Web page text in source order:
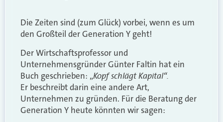
Die Zeiten sind (zum Glück) vorbei, wenn es um
den Großteil der Generation Y geht!
Der Wirtschaftsprofessor und
Unternehmensgründer Günter Faltin hat ein
Buch geschrieben: „Kopf schlägt Kapital“.
Er beschreibt darin eine andere Art,
Unternehmen zu gründen. Für die Beratung der
Generation Y heute könnten wir sagen: